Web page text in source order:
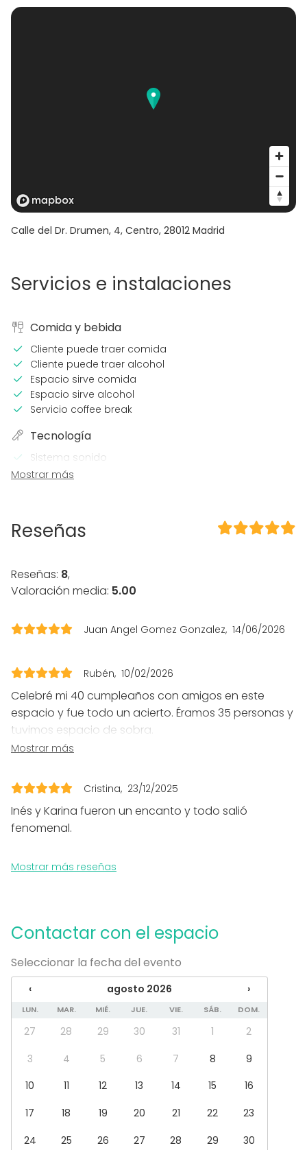
Calle del Dr. Drumen, 4, Centro, 28012 Madrid
Servicios e instalaciones
Comida y bebida
Cliente puede traer comida
Cliente puede traer alcohol
Espacio sirve comida
Espacio sirve alcohol
Servicio coffee break
Tecnología
Sistema sonido
Wi-Fi
Posibilidad de bailar
Uso exclusivo
Accesible minusválidos
Mobiliario
Tipo de eventos
Cena / Comida
Conferencia / Formación
Evento corporativo
Fiesta infantil
Fiesta de empresa
Restaurante
Sala de fiesta
Azotea / Rooftop
Espacio recreativo
Terraza
Mostrar más
Reseñas
Reseñas: 8,
Valoración media: 5.00
Juan Angel Gomez Gonzalez 14/06/2026
Rubén 10/02/2026
Celebré mi 40 cumpleaños con amigos en este
espacio y fue todo un acierto. Éramos 35 personas y
tuvimos espacio de sobra.
Contraté la bebida con ellos, llevamos nuestra
los altavoces. Además la atención fue inmejorable, y
por supuesto las increíbles vistas.
Mostrar más
Cristina 23/12/2025
Inés y Karina fueron un encanto y todo salió
fenomenal.
Mostrar más reseñas
Contactar con el espacio
Seleccionar la fecha del evento
‹ agosto 2026 ›
LUN. MAR. MIÉ. JUE. VIE. SÁB. DOM.
27 28 29 30 31 1
2
3
4 5 6 7 8
9
10
11 12 13 14 15
16
17
18 19 20 21 22
23
24
25 26 27 28 29
30